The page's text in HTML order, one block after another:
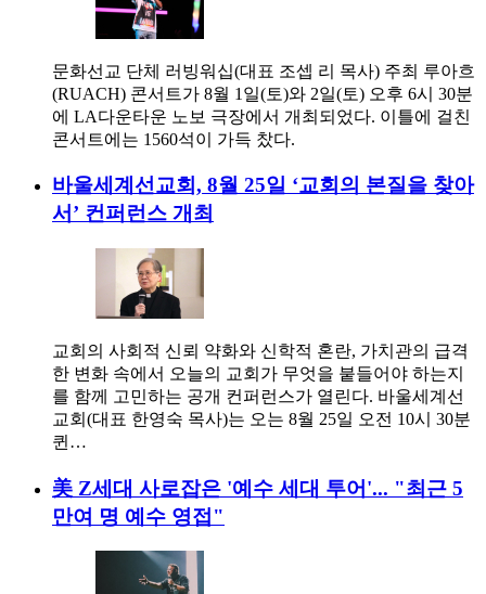
문화선교 단체 러빙워십(대표 조셉 리 목사) 주최 루아흐
(RUACH) 콘서트가 8월 1일(토)와 2일(토) 오후 6시 30분
에 LA다운타운 노보 극장에서 개최되었다. 이틀에 걸친
콘서트에는 1560석이 가득 찼다.
바울세계선교회, 8월 25일 ‘교회의 본질을 찾아
서’ 컨퍼런스 개최
교회의 사회적 신뢰 약화와 신학적 혼란, 가치관의 급격
한 변화 속에서 오늘의 교회가 무엇을 붙들어야 하는지
를 함께 고민하는 공개 컨퍼런스가 열린다. 바울세계선
교회(대표 한영숙 목사)는 오는 8월 25일 오전 10시 30분
퀸…
美 Z세대 사로잡은 '예수 세대 투어'... "최근 5
만여 명 예수 영접"